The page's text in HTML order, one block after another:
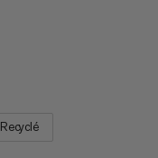
Recyclé